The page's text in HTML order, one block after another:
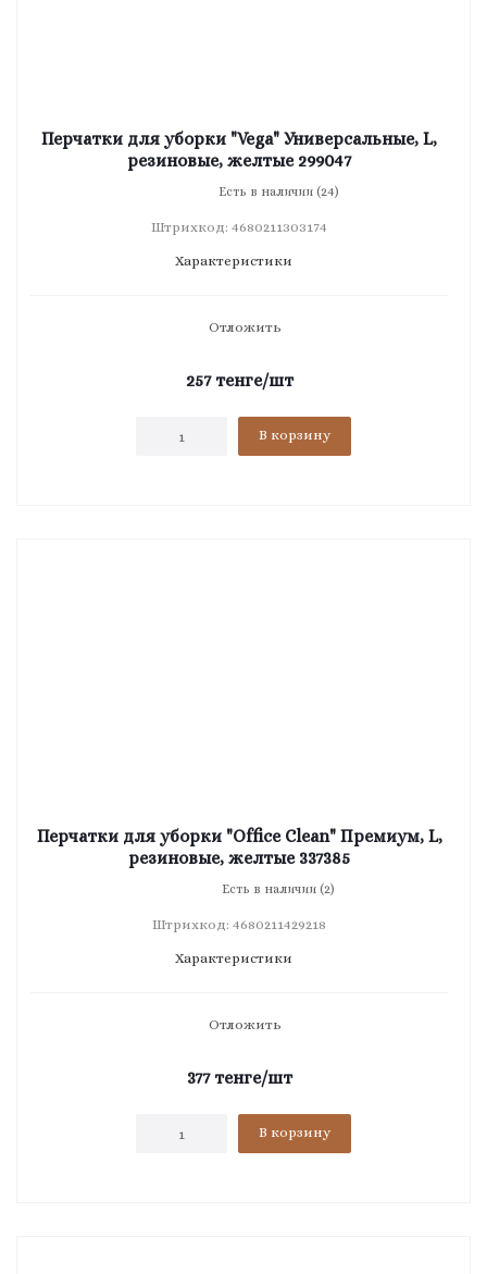
Перчатки для уборки "Vega" Универсальные, L,
резиновые, желтые 299047
Есть в наличии (24)
Штрихкод: 4680211303174
Характеристики
Отложить
257тенге/шт
В корзину
Перчатки для уборки "Office Clean" Премиум, L,
резиновые, желтые 337385
Есть в наличии (2)
Штрихкод: 4680211429218
Характеристики
Отложить
377тенге/шт
В корзину